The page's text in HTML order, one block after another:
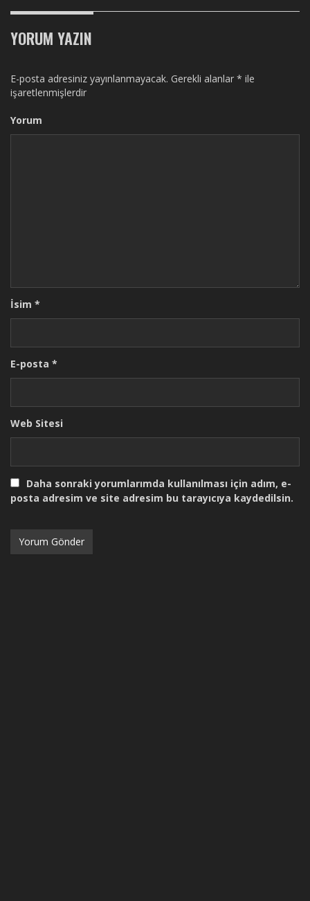
YORUM YAZIN
E-posta adresiniz yayınlanmayacak. Gerekli alanlar * ile
işaretlenmişlerdir
Yorum
İsim *
E-posta *
Web Sitesi
Daha sonraki yorumlarımda kullanılması için adım, e-
posta adresim ve site adresim bu tarayıcıya kaydedilsin.